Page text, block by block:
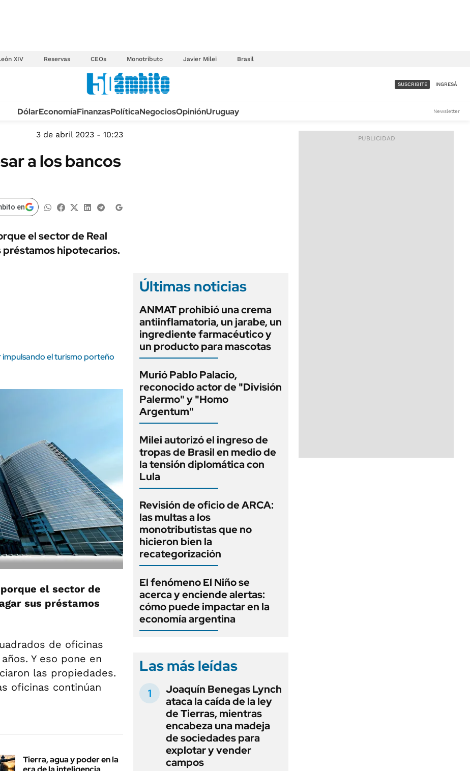
XIV Reservas CEOs Monotributo Javier Milei Brasil
TECNOLOGÍA
MÉXICO
MUNDO
LIFESTYLE
AUTOS
ACCESO FULL - $1.800/MES
SUSCRIBITE INGRESÁ
DólarEconomíaFinanzasPolíticaNegociosOpiniónUruguay Newsletter
3 de abril 2023 - 10:23
a los bancos
en
el sector de Real
préstamos hipotecarios.
el turismo porteño
el sector de
sus préstamos
de oficinas
Y eso pone en
las propiedades.
oficinas continúan
Tierra, agua y poder en la
Últimas noticias
ANMAT prohibió una crema
antiinflamatoria, un jarabe, un
ingrediente farmacéutico y
un producto para mascotas
Murió Pablo Palacio,
reconocido actor de "División
Palermo" y "Homo
Argentum"
Milei autorizó el ingreso de
tropas de Brasil en medio de
la tensión diplomática con
Lula
Revisión de oficio de ARCA:
las multas a los
monotributistas que no
hicieron bien la
recategorización
El fenómeno El Niño se
acerca y enciende alertas:
cómo puede impactar en la
economía argentina
Las más leídas
Joaquín Benegas Lynch
ataca la caída de la ley
de Tierras, mientras
encabeza una madeja
de sociedades para
explotar y vender
campos